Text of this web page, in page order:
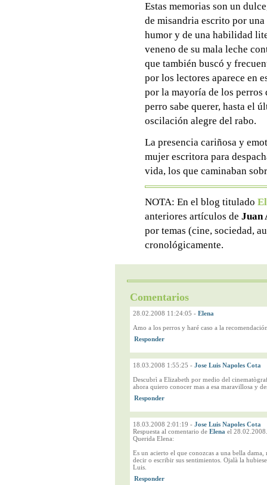
Estas memorias son un
de misandria escrito por
humor y de una habilidad
veneno de su mala leche
que también buscó y
por los lectores aparece en
por la mayoría de los
perro sabe querer, hasta el
oscilación alegre del rabo.
La presencia cariñosa y
mujer escritora para
vida, los que caminaban
NOTA: En el blog titulado
anteriores artículos de Juan
por temas (cine, sociedad,
cronológicamente.
Comentarios
28.02.2008 11:24:05 - Elena
Amo a los perros y haré caso a la
18.03.2008 1:55:25 - Jose Luis Napoles Cota
Descubrì a Elizabeth por medio del
ahora quiero conocer mas a esa maravillosa y
18.03.2008 2:01:19 - Jose Luis Napoles Cota
Respuesta al comentario de Elena el 28.02.2008.
Querida Elena:
Es un acierto el que conozcas a una bella
decir o escribir sus sentimientos. Ojalà la
Luis.